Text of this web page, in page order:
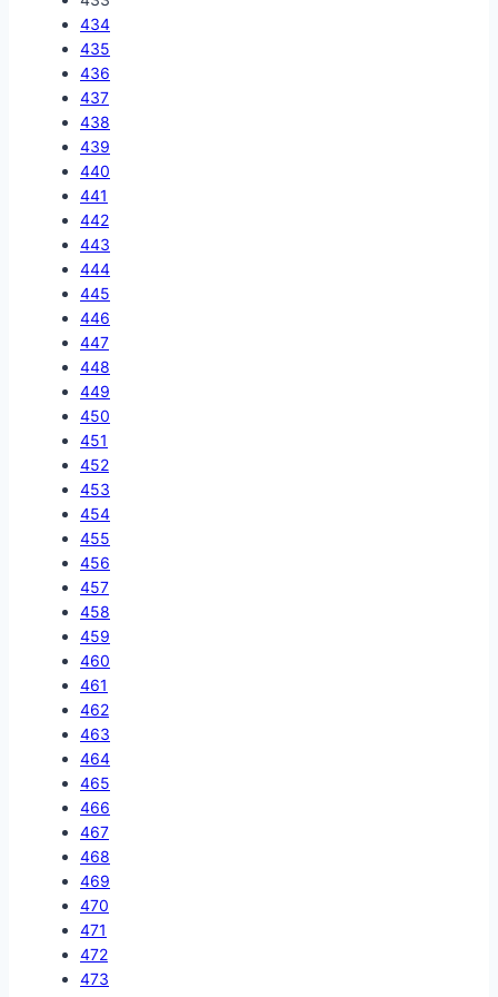
434
435
436
437
438
439
440
441
442
443
444
445
446
447
448
449
450
451
452
453
454
455
456
457
458
459
460
461
462
463
464
465
466
467
468
469
470
471
472
473